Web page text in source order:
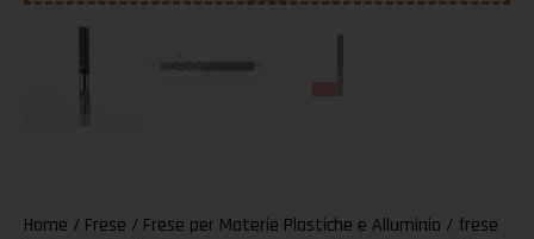
Home / Frese / Frese per Materie Plastiche e Alluminio / frese